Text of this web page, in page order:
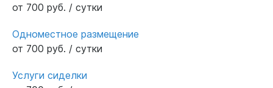
от 700 руб. / сутки
Одноместное размещение
от 700 руб. / сутки
Услуги сиделки